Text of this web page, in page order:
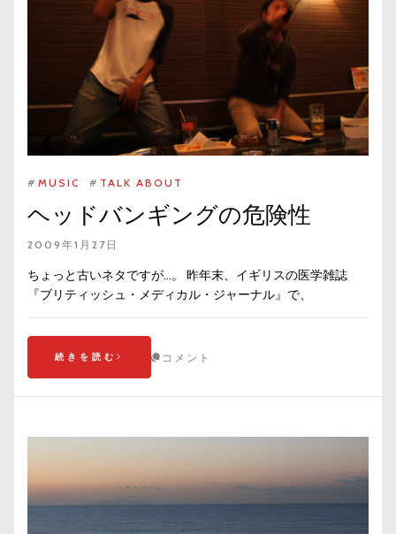
# MUSIC # TALK ABOUT
ヘッドバンギングの危険性
2009年1月27日
ちょっと古いネタですが…。 昨年末、イギリスの医学雑誌
『ブリティッシュ・メディカル・ジャーナル』で、
続きを読む コメント